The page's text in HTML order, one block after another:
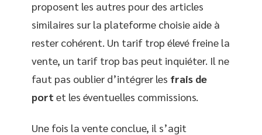
proposent les autres pour des articles
similaires sur la plateforme choisie aide à
rester cohérent. Un tarif trop élevé freine la
vente, un tarif trop bas peut inquiéter. Il ne
faut pas oublier d’intégrer les frais de
port et les éventuelles commissions.
Une fois la vente conclue, il s’agit